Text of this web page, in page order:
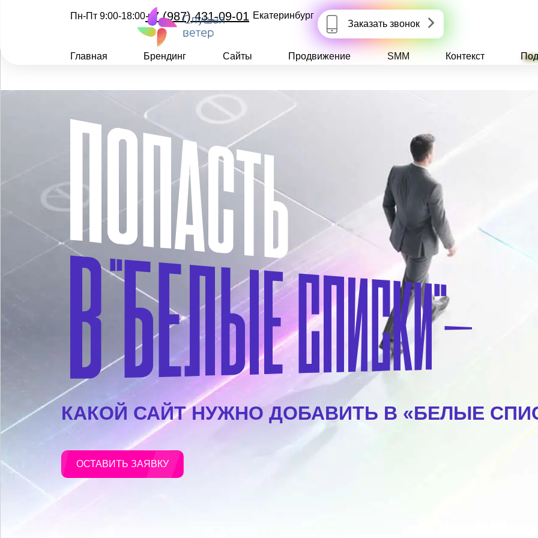
Пн-Пт 9:00-18:00+7 (987) 431-09-01 Екатеринбург
Заказать звонок
Главная Брендинг Сайты Продвижение SMM Контекст
КАКОЙ САЙТ НУЖНО ДОБАВИТЬ В «БЕЛЫЕ
ОСТАВИТЬ ЗАЯВКУ